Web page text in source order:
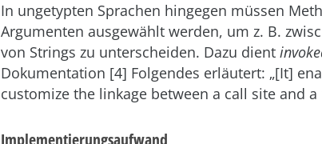
In ungetypten Sprachen hingegen müssen
Argumenten ausgewählt werden, um z. B.
von Strings zu unterscheiden. Dazu dient
Dokumentation [4] Folgendes erläutert: „[It]
customize the linkage between a call site and
Implementierungsaufwand